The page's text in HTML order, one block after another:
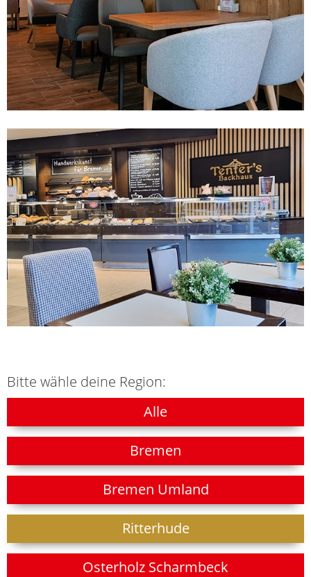
Bitte wähle deine Region:
Alle
Bremen
Bremen Umland
Ritterhude
Osterholz Scharmbeck